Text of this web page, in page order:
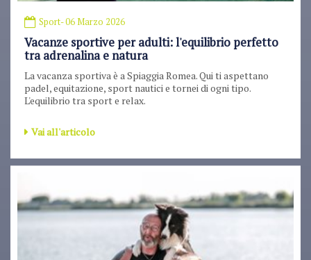
Sport- 06 Marzo 2026
Vacanze sportive per adulti: l'equilibrio perfetto
tra adrenalina e natura
La vacanza sportiva è a Spiaggia Romea. Qui ti aspettano
padel, equitazione, sport nautici e tornei di ogni tipo.
L'equilibrio tra sport e relax.
Vai all'articolo